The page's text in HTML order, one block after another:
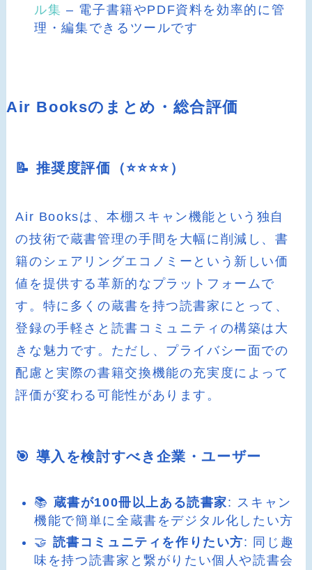
ル集 – 電子書籍やPDF資料を効率的に管
理・編集できるツールです
Air Booksのまとめ・総合評価
📝 推奨度評価（⭐️⭐️⭐️⭐️）
Air Booksは、本棚スキャン機能という独自
の技術で蔵書管理の手間を大幅に削減し、書
籍のシェアリングエコノミーという新しい価
値を提供する革新的なプラットフォームで
す。特に多くの蔵書を持つ読書家にとって、
登録の手軽さと読書コミュニティの構築は大
きな魅力です。ただし、プライバシー面での
配慮と実際の書籍交換機能の充実度によって
評価が変わる可能性があります。
🎯 導入を検討すべき企業・ユーザー
📚 蔵書が100冊以上ある読書家: スキャン
機能で簡単に全蔵書をデジタル化したい方
🤝 読書コミュニティを作りたい方: 同じ趣
味を持つ読書家と繋がりたい個人や読書会